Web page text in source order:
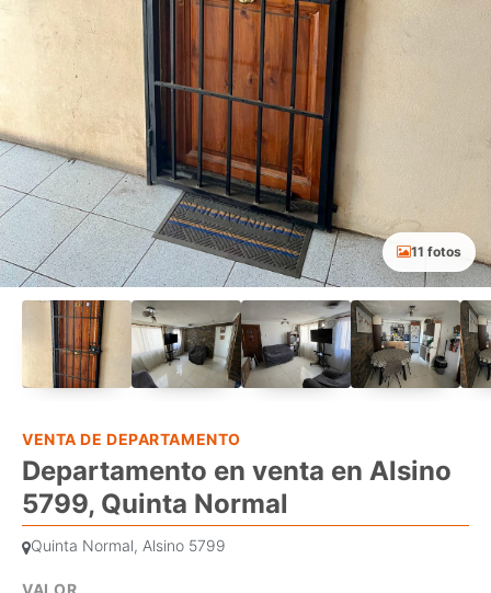
11 fotos
VENTA DE DEPARTAMENTO
Departamento en venta en Alsino
5799, Quinta Normal
Quinta Normal, Alsino 5799